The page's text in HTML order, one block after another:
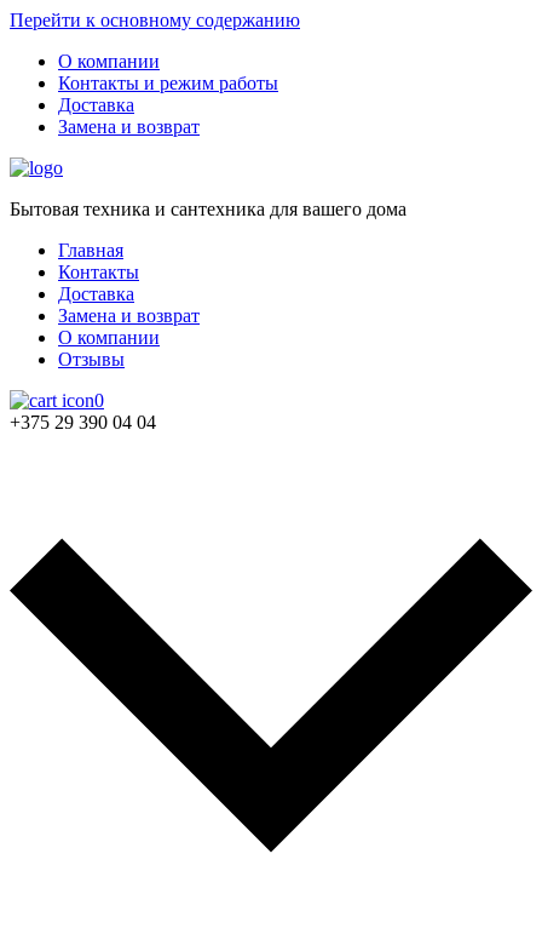
Перейти к основному содержанию
О компании
Контакты и режим работы
Доставка
Замена и возврат
Бытовая техника и сантехника для вашего дома
Главная
Контакты
Доставка
Замена и возврат
О компании
Отзывы
0
+375 29 390 04 04